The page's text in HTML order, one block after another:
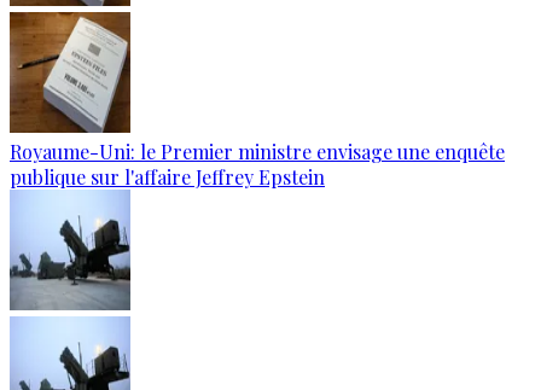
Royaume-Uni: le Premier ministre envisage une enquête
publique sur l'affaire Jeffrey Epstein